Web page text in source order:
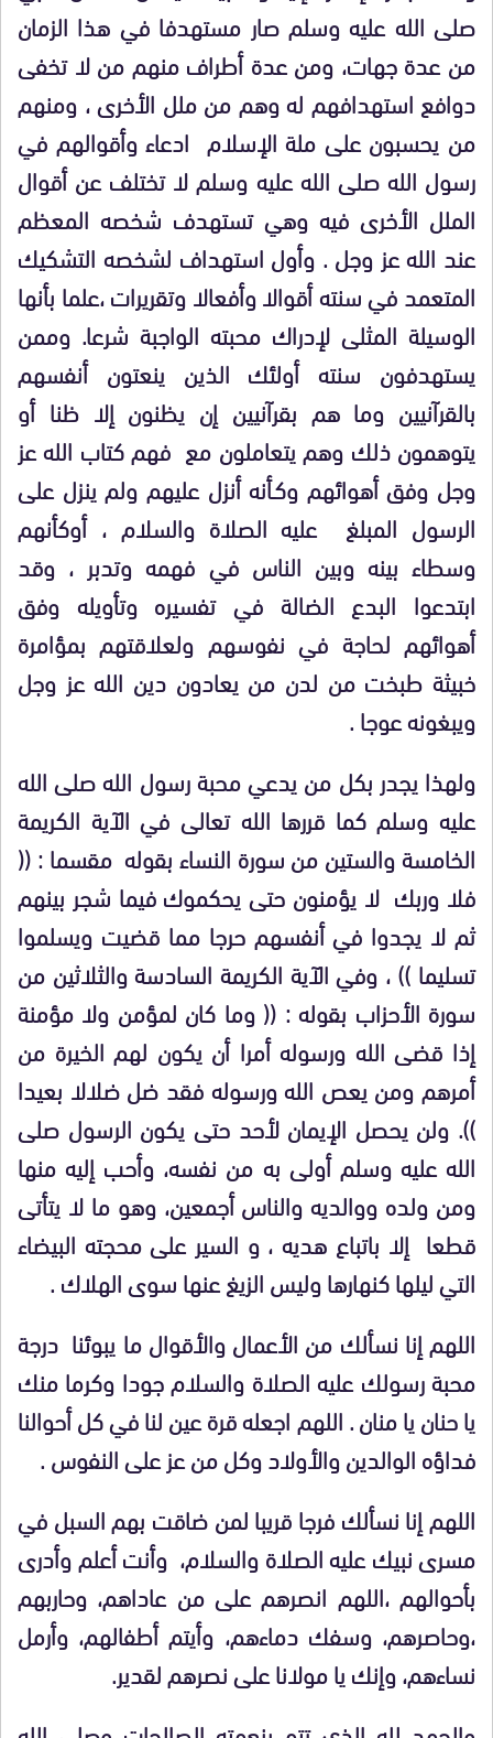
صلى الله عليه وسلم صار مستهدفا في هذا الزمان
من عدة جهات، ومن عدة أطراف منهم من لا تخفى
دوافع استهدافهم له وهم من ملل الأخرى ، ومنهم
من يحسبون على ملة الإسلام ادعاء وأقوالهم في
رسول الله صلى الله عليه وسلم لا تختلف عن أقوال
الملل الأخرى فيه وهي تستهدف شخصه المعظم
عند الله عز وجل . وأول استهداف لشخصه التشكيك
المتعمد في سنته أقوالا وأفعالا وتقريرات ،علما بأنها
الوسيلة المثلى لإدراك محبته الواجبة شرعا. وممن
يستهدفون سنته أولئك الذين ينعتون أنفسهم
بالقرآنيين وما هم بقرآنيين إن يظنون إلا ظنا أو
يتوهمون ذلك وهم يتعاملون مع فهم كتاب الله عز
وجل وفق أهوائهم وكـأنه أنزل عليهم ولم ينزل على
الرسول المبلغ عليه الصلاة والسلام ، أوكأنهم
وسطاء بينه وبين الناس في فهمه وتدبر ، وقد
ابتدعوا البدع الضالة في تفسيره وتأويله وفق
أهوائهم لحاجة في نفوسهم ولعلاقتهم بمؤامرة
خبيثة طبخت من لدن من يعادون دين الله عز وجل
ويبغونه عوجا .
ولهذا يجدر بكل من يدعي محبة رسول الله صلى الله
عليه وسلم كما قررها الله تعالى في الآية الكريمة
الخامسة والستين من سورة النساء بقوله مقسما :((
فلا وربك لا يؤمنون حتى يحكموك فيما شجر بينهم
ثم لا يجدوا في أنفسهم حرجا مما قضيت ويسلموا
تسليما)) ، وفي الآية الكريمة السادسة والثلاثين من
سورة الأحزاب بقوله : (( وما كان لمؤمن ولا مؤمنة
إذا قضى الله ورسوله أمرا أن يكون لهم الخيرة من
أمرهم ومن يعص الله ورسوله فقد ضل ضلالا بعيدا
)). ولن يحصل الإيمان لأحد حتى يكون الرسول صلى
الله عليه وسلم أولى به من نفسه، وأحب إليه منها
ومن ولده ووالديه والناس أجمعين، وهو ما لا يتأتى
قطعا إلا باتباع هديه ، و السير على محجته البيضاء
التي ليلها كنهارها وليس الزيغ عنها سوى الهلاك .
اللهم إنا نسألك من الأعمال والأقوال ما يبوئنا درجة
محبة رسولك عليه الصلاة والسلام جودا وكرما منك
يا حنان يا منان . اللهم اجعله قرة عين لنا في كل أحوالنا
فداؤه الوالدين والأولاد وكل من عز على النفوس .
اللهم إنا نسألك فرجا قريبا لمن ضاقت بهم السبل في
مسرى نبيك عليه الصلاة والسلام، وأنت أعلم وأدرى
بأحوالهم ،اللهم انصرهم على من عاداهم، وحاربهم
،وحاصرهم، وسفك دماءهم، وأيتم أطفالهم، وأرمل
نساءهم، وإنك يا مولانا على نصرهم لقدير.